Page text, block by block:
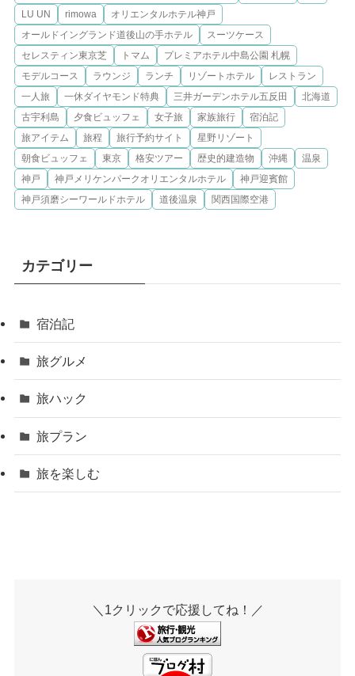
LU UN
rimowa
オリエンタルホテル神戸
オールドイングランド道後山の手ホテル
スーツケース
セレスティン東京芝
トマム
プレミアホテル中島公園 札幌
モデルコース
ラウンジ ランチ リゾートホテル
レストラン
一人旅
一休ダイヤモンド特典 三井ガーデンホテル五反田
北海道
古宇利島
夕食ビュッフェ 女子旅 家族旅行
宿泊記
旅アイテム
旅程 旅行予約サイト
星野リゾート
朝食ビュッフェ
東京 格安ツアー 歴史的建造物 沖縄
温泉
神戸
神戸メリケンパークオリエンタルホテル
神戸迎賓館
神戸須磨シーワールドホテル
道後温泉 関西国際空港
カテゴリー
宿泊記
旅グルメ
旅ハック
旅プラン
旅を楽しむ
＼1クリックで応援してね！／